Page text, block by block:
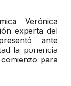
Verónica
experta del
ante
la ponencia
para